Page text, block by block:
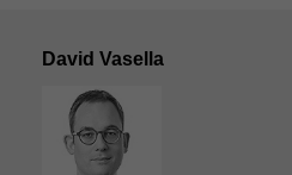
David Vasella